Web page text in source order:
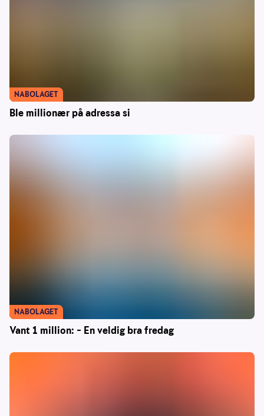
Ble millionær på adressa si
NABOLAGET
Vant 1 million: – En veldig bra fredag
NABOLAGET